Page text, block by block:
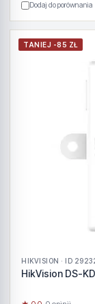
Dodaj do porównania
TANIEJ -85 ZŁ
HIKVISION · ID
HikVision DS-